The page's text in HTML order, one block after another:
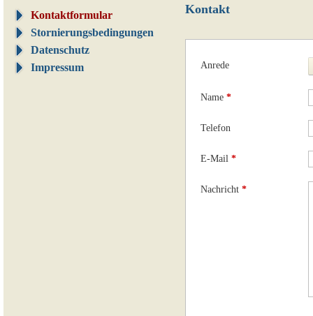
Kontaktformular
Stornierungsbedingungen
Datenschutz
Impressum
Kontakt
Anrede
Name *
Telefon
E-Mail *
Nachricht *